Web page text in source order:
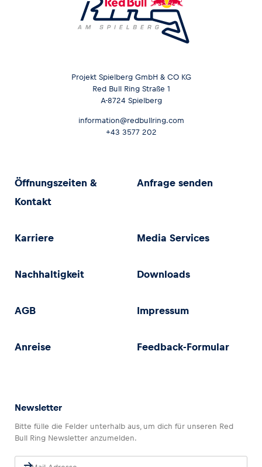
Projekt Spielberg GmbH & CO KG
Red Bull Ring Straße 1
A-8724 Spielberg
information@redbullring.com
+43 3577 202
Öffnungszeiten &
Kontakt
Anfrage senden
Karriere Media Services
Nachhaltigkeit Downloads
AGB Impressum
Anreise Feedback-Formular
Newsletter
Bitte fülle die Felder unterhalb aus, um dich für unseren Red
Bull Ring Newsletter anzumelden.